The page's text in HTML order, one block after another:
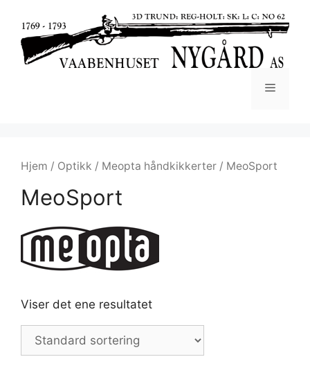
Hjem / Optikk / Meopta håndkikkerter / MeoSport
MeoSport
Viser det ene resultatet